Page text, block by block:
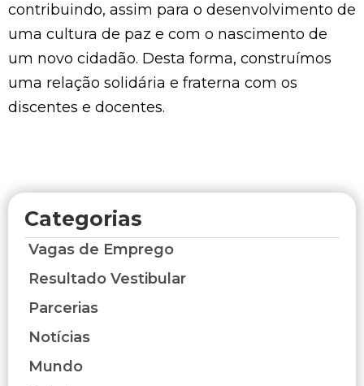
contribuindo, assim para o desenvolvimento de
uma cultura de paz e com o nascimento de
um novo cidadão. Desta forma, construímos
uma relação solidária e fraterna com os
discentes e docentes.
Categorias
Vagas de Emprego
Resultado Vestibular
Parcerias
Notícias
Mundo